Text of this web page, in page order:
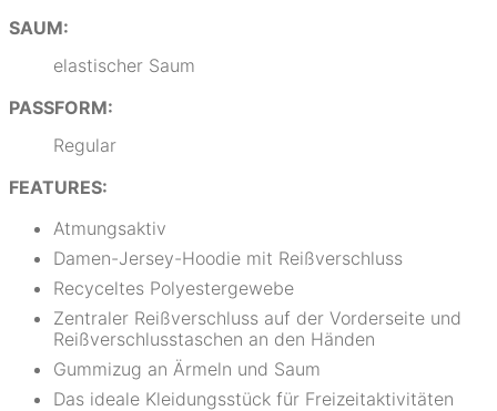
SAUM:
elastischer Saum
PASSFORM:
Regular
FEATURES:
Atmungsaktiv
Damen-Jersey-Hoodie mit Reißverschluss
Recyceltes Polyestergewebe
Zentraler Reißverschluss auf der Vorderseite und
Reißverschlusstaschen an den Händen
Gummizug an Ärmeln und Saum
Das ideale Kleidungsstück für Freizeitaktivitäten